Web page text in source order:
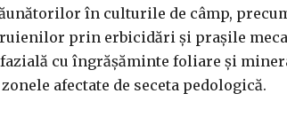
în culturile de câmp,
prin erbicidări şi praşile
cu îngrăşăminte foliare şi
afectate de seceta pedologică.